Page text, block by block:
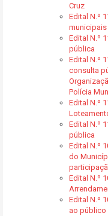
Cruz
Edital N.º
Edital N.º
pública
Edital N.º
consulta
Polícia
Edital N.º
Edital N.º
pública
Edital N.º
do
Edital N.º
Edital N.º
ao público